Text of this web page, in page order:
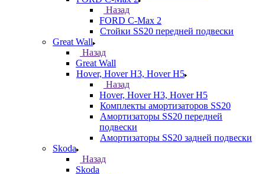
Назад
FORD C-Max 2
Стойки SS20 передней подвески
Great Wall
Назад
Great Wall
Hover, Hover H3, Hover H5
Назад
Hover, Hover H3, Hover H5
Комплекты амортизаторов SS20
Амортизаторы SS20 передней
подвески
Амортизаторы SS20 задней подвески
Skoda
Назад
Skoda